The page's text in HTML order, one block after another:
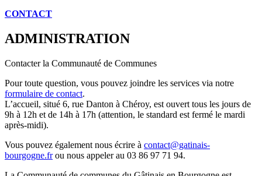
CONTACT
ADMINISTRATION
Contacter la Communauté de Communes
Pour toute question, vous pouvez joindre les services via notre
formulaire de contact.
L’accueil, situé 6, rue Danton à Chéroy, est ouvert tous les jours de
9h à 12h et de 14h à 17h (attention, le standard est fermé le mardi
après-midi).
Vous pouvez également nous écrire à contact@gatinais-
bourgogne.frou nous appeler au 03 86 97 71 94.